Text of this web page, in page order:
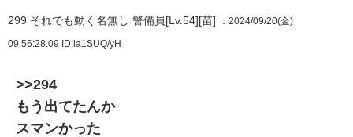
299 それでも動く名無し 警備員[Lv.54][苗] ：2024/09/20(金)
09:56:28.09 ID:ia1SUQ/yH
>>294
もう出てたんか
スマンかった